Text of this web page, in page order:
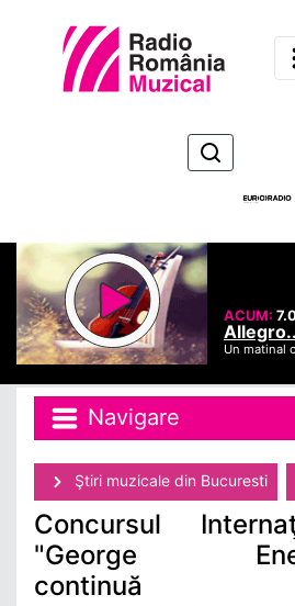
ACUM:
Un matinal
Navigare
Ştiri muzicale din Bucuresti
Concursul
"George
continuă